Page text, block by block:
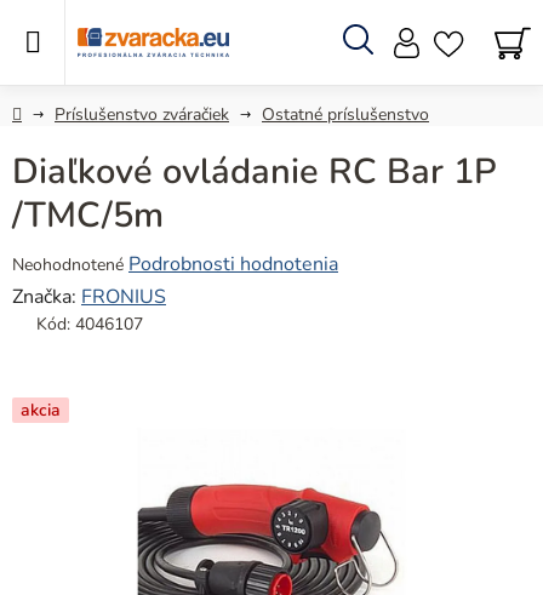
Hľadať
DomovPríslušenstvo zváračiek Ostatné príslušenstvo
Diaľkové ovládanie RC Bar 1P
/TMC/5m
Priemerné
hodnotenie
produktu
z
5
Neohodnotené Podrobnosti hodnotenia
Značka: FRONIUS
Kód: 4046107
akcia